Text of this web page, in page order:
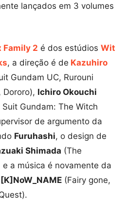
lançados em 3 volumes
Family 2 é dos estúdios Wit
, a direção é de Kazuhiro
Gundam UC, Rurouni
Dororo), Ichiro Okouchi
Gundam: The Witch
de argumento da
Furuhashi, o design de
Shimada (The
a música é novamente da
[K]NoW_NAME (Fairy gone,